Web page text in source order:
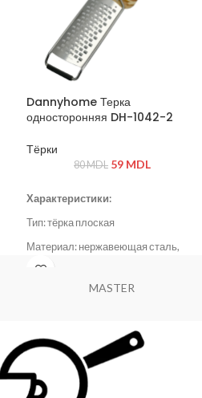
Dannyhome Терка
односторонняя DH-1042-2
Тёрки
80MDL 59 MDL
Характеристики:
Тип: тёрка плоская
Материал: нержавеющая сталь,
пластик
Цвет: серый / стальной
Danny Home